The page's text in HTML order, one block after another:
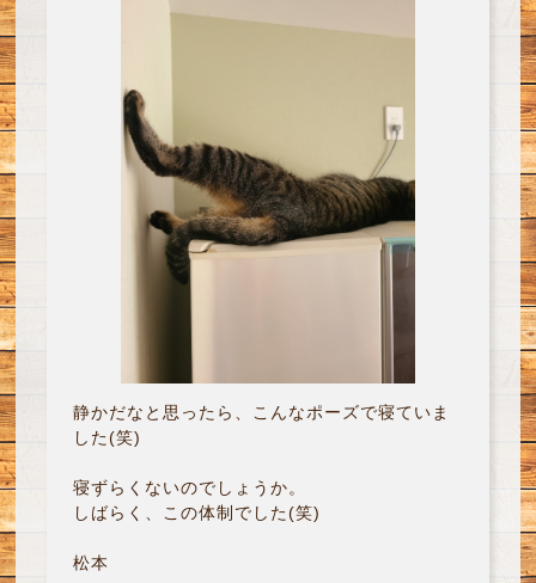
静かだなと思ったら、こんなポーズで寝ていま
した(笑)
寝ずらくないのでしょうか。
しばらく、この体制でした(笑)
松本